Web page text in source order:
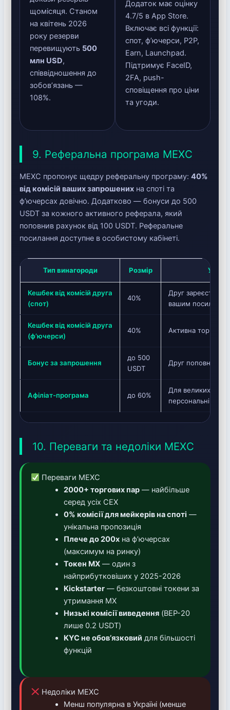
щомісяця. Станом
на квітень 2026
року резерви
перевищують 500
млн USD,
співвідношення до
зобов’язань —
108%.
Додаток має оцінку
4.7/5 в App Store.
Включає всі функції:
спот, ф’ючерси, P2P,
Earn, Launchpad.
Підтримує FaceID,
2FA, push-
сповіщення про ціни
та угоди.
9. Реферальна програма MEXC
MEXC пропонує щедру реферальну програму:40%
від комісій ваших запрошених на споті та
ф’ючерсах довічно. Додатково — бонуси до 500
USDT за кожного активного реферала, який
поповнив рахунок від 100 USDT. Реферальне
посилання доступне в особистому кабінеті.
Тип винагороди Розмір Умови
Кешбек від комісій друга
(спот)
40%
Друг
вашим
Кешбек від комісій друга
(ф’ючерси)
40% Активна торгівля
Бонус за запрошення
до 500
USDT
Друг поповнив
Афіліат-програма до 60%
Для великих
персональні
10. Переваги та недоліки MEXC
Переваги MEXC
2000+ торгових пар— найбільше
серед усіх CEX
0% комісії для мейкерів на споті —
унікальна пропозиція
Плече до 200xна ф’ючерсах
(максимум на ринку)
Токен MX— один з
найприбутковіших у 2025-2026
Kickstarter— безкоштовні токени за
утримання MX
Низькі комісії виведення(BEP-20
лише 0.2 USDT)
KYC не обов’язковий для більшості
функцій
Недоліки MEXC
Менш популярна в Україні (менше